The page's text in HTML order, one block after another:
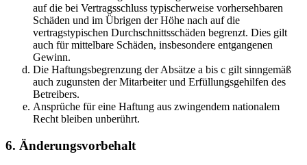
auf die bei Vertragsschluss typischerweise vorhersehbaren
Schäden und im Übrigen der Höhe nach auf die
vertragstypischen Durchschnittsschäden begrenzt. Dies gilt
auch für mittelbare Schäden, insbesondere entgangenen
Gewinn.
Die Haftungsbegrenzung der Absätze a bis c gilt sinngemäß
auch zugunsten der Mitarbeiter und Erfüllungsgehilfen des
Betreibers.
Ansprüche für eine Haftung aus zwingendem nationalem
Recht bleiben unberührt.
6. Änderungsvorbehalt